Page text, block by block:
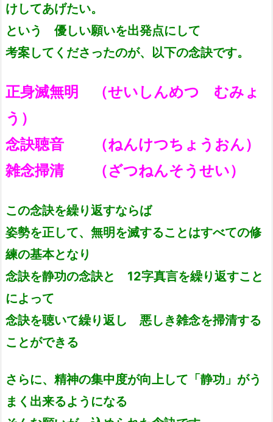
けしてあげたい。
という 優しい願いを出発点にして
考案してくださったのが、以下の念訣です。
正身滅無明 （せいしんめつ むみょ
う）
念訣聴音 （ねんけつちょうおん）
雑念掃清 （ざつねんそうせい）
この念訣を繰り返すならば
姿勢を正して、無明を滅することはすべての修
練の基本となり
念訣を静功の念訣と 12字真言を繰り返すこと
によって
念訣を聴いて繰り返し 悪しき雑念を掃清する
ことができる
さらに、精神の集中度が向上して 「静功」がう
まく出来るようになる